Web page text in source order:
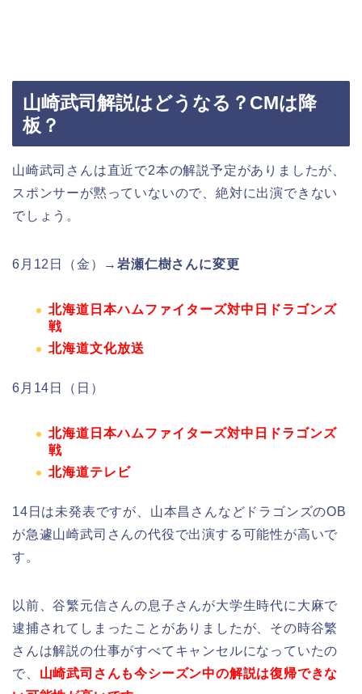
山崎武司解説はどうなる？CMは降
板？
山崎武司さんは直近で2本の解説予定がありましたが、
スポンサーが黙っていないので、絶対に出演できない
でしょう。
6月12日（金）→岩瀬仁樹さんに変更
北海道日本ハムファイターズ対中日ドラゴンズ
戦
北海道文化放送
6月14日（日）
北海道日本ハムファイターズ対中日ドラゴンズ
戦
北海道テレビ
14日は未発表ですが、山本昌さんなどドラゴンズのOB
が急遽山崎武司さんの代役で出演する可能性が高いで
す。
以前、谷繁元信さんの息子さんが大学生時代に大麻で
逮捕されてしまったことがありましたが、その時谷繁
さんは解説の仕事がすべてキャンセルになっていたの
で、 山崎武司 さんも今シーズン中の解説は復帰できな